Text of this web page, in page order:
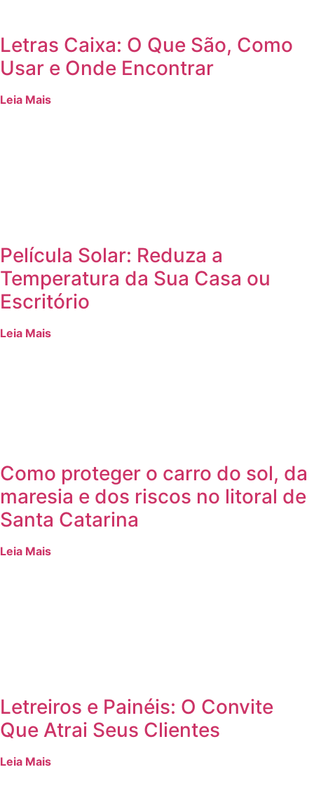
Letras Caixa: O Que São, Como
Usar e Onde Encontrar
Leia Mais
Película Solar: Reduza a
Temperatura da Sua Casa ou
Escritório
Leia Mais
Como proteger o carro do sol, da
maresia e dos riscos no litoral de
Santa Catarina
Leia Mais
Letreiros e Painéis: O Convite
Que Atrai Seus Clientes
Leia Mais